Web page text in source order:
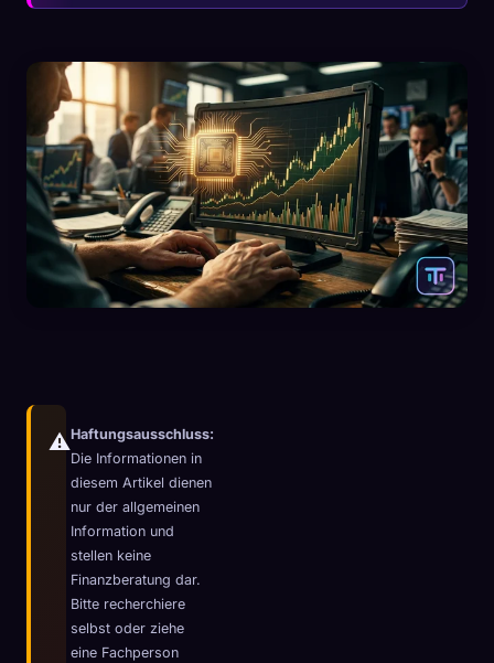
⚠️Haftungsausschluss:
Die Informationen in
diesem Artikel dienen
nur der allgemeinen
Information und
stellen keine
Finanzberatung dar.
Bitte recherchiere
selbst oder ziehe
eine Fachperson
🧬Xeno Database